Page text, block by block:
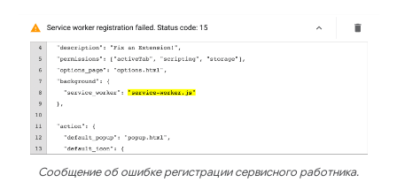
Сообщение об ошибке регистрации сервисного работника.